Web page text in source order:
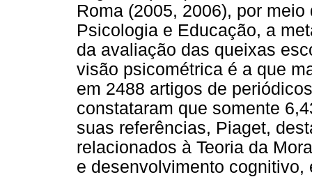
Roma (2005, 2006), por
Psicologia e Educação, a
da avaliação das queixas
visão psicométrica é a que
em 2488 artigos de
constataram que somente
suas referências, Piaget,
relacionados à Teoria da
e desenvolvimento